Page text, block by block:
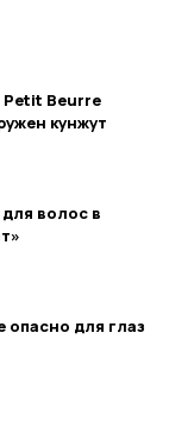
Petit Beurre
кунжут
волос в
опасно для глаз